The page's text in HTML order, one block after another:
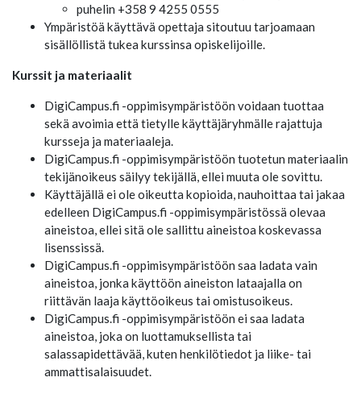
puhelin +358 9 4255 0555
Ympäristöä käyttävä opettaja sitoutuu tarjoamaan
sisällöllistä tukea kurssinsa opiskelijoille.
Kurssit ja materiaalit
DigiCampus.fi -oppimisympäristöön voidaan tuottaa
sekä avoimia että tietylle käyttäjäryhmälle rajattuja
kursseja ja materiaaleja.
DigiCampus.fi -oppimisympäristöön tuotetun materiaalin
tekijänoikeus säilyy tekijällä, ellei muuta ole sovittu.
Käyttäjällä ei ole oikeutta kopioida, nauhoittaa tai jakaa
edelleen DigiCampus.fi -oppimisympäristössä olevaa
aineistoa, ellei sitä ole sallittu aineistoa koskevassa
lisenssissä.
DigiCampus.fi -oppimisympäristöön saa ladata vain
aineistoa, jonka käyttöön aineiston lataajalla on
riittävän laaja käyttöoikeus tai omistusoikeus.
DigiCampus.fi -oppimisympäristöön ei saa ladata
aineistoa, joka on luottamuksellista tai
salassapidettävää, kuten henkilötiedot ja liike- tai
ammattisalaisuudet.